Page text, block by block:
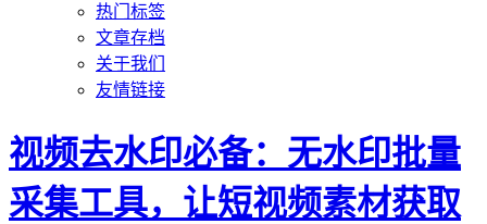
热门标签
文章存档
关于我们
友情链接
视频去水印必备：无水印批量
采集工具，让短视频素材获取